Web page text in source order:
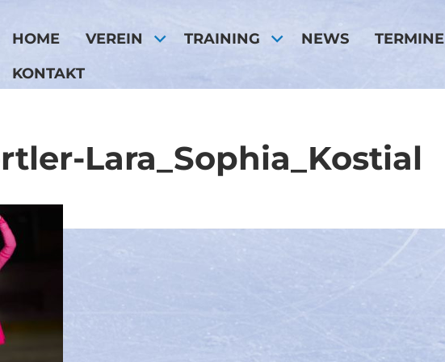
HOME VEREIN TRAINING NEWS TERMINE
KONTAKT
Lara_Sophia_Kostial